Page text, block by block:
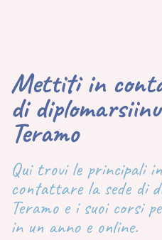
Mettiti in
di
Teramo
Qui trovi le principali
contattare la sede di
Teramo e i suoi corsi
in un anno e online.